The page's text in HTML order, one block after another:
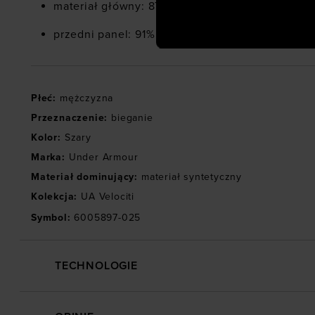
społecznościowych).
materiał główny: 87% poliester, 13% elastan
przedni panel: 91% poliester, 9% elastan
Płeć: mężczyzna
Przeznaczenie: bieganie
Kolor: Szary
Marka: Under Armour
Materiał dominujący: materiał syntetyczny
Kolekcja: UA Velociti
Symbol: 6005897-025
TECHNOLOGIE